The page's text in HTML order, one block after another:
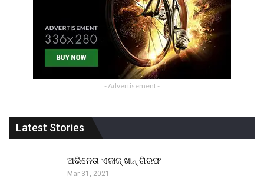
- Advertisement -
Latest Stories
ଅଭିନେତା ଏଜାଜ୍ ଖାନ୍ ଗିରଫ
Mar 31, 2021